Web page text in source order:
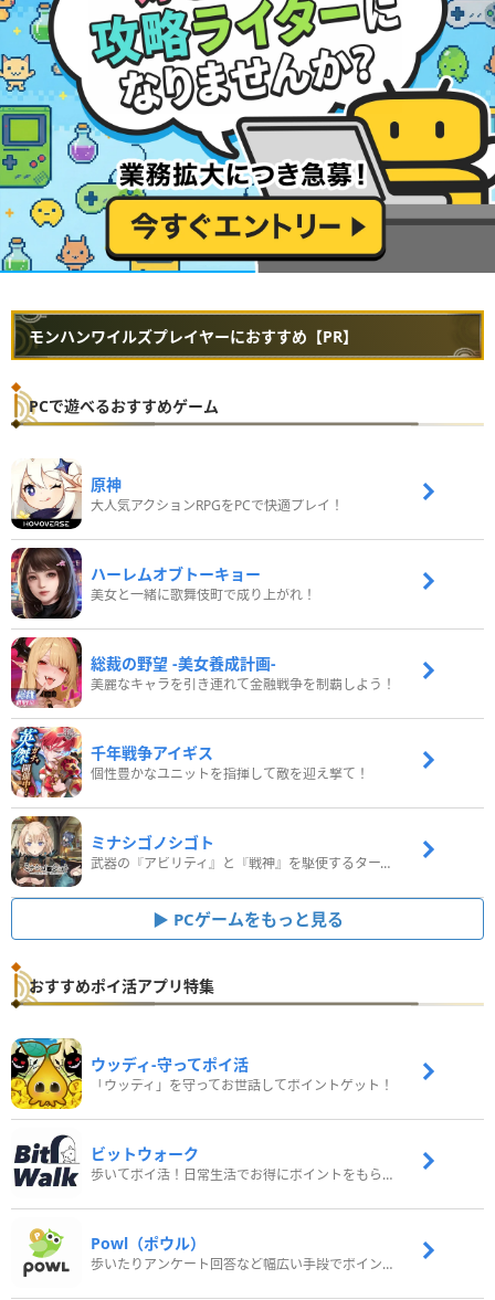
モンハンワイルズプレイヤーにおすすめ【PR】
PCで遊べるおすすめゲーム
原神
大人気アクションRPGをPCで快適プレイ！
ハーレムオブトーキョー
美女と一緒に歌舞伎町で成り上がれ！
総裁の野望 -美女養成計画-
美麗なキャラを引き連れて金融戦争を制覇しよう！
千年戦争アイギス
個性豊かなユニットを指揮して敵を迎え撃て！
ミナシゴノシゴト
武器の『アビリティ』と『戦神』を駆使するターン制コマンドバトルRPG！
PCゲームをもっと見る
おすすめポイ活アプリ特集
ウッディ‐守ってポイ活
「ウッディ」を守ってお世話してポイントゲット！
ビットウォーク
歩いてポイ活！日常生活でお得にポイントをもらおう
Powl（ポウル）
歩いたりアンケート回答など幅広い手段でポイントをゲット